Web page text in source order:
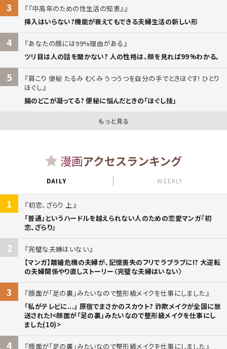
3
『中高年のための性生活の知恵』
挿入はいらない?機能が衰えてもできる夫婦生活の新しい形
4
あなたの顔には99%理由がある
ツリ目は人の話を聞かない? 人の性格は、顔を見れば99%わかる。
5
肩こり 便秘 たるみ むくみ うつうつを自分の手でときほぐす! ひとり
ほぐし
腸のどこが凝ってる? 便秘に悩んだときの「ほぐし技」
もっと見る
漫画アクセスランキング
DAILY WEEKLY
1
初恋、ざらり 上
「普通」というハードルを越えられない人のための恋愛マンガ『初
恋、ざらり』
2
完璧な夫婦はいない
【マンガ】離婚危機の夫婦が、記憶喪失のフリでラブラブに!? 大逆転
の夫婦関係やり直しストーリー〈完璧な夫婦はいない〉
3
顔面が「足の裏」みたいなので整形級メイクを仕事にしました
「私がテレビに...」 原宿でまさかのスカウト? 詐欺メイクが全国に放
送された!<顔面が「足の裏」みたいなので整形級メイクを仕事にし
ました(10)>
4
顔面が「足の裏」みたいなので整形級メイクを仕事にしました